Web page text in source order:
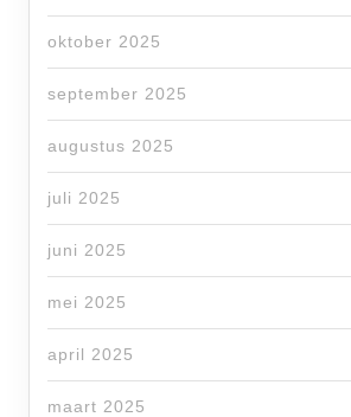
oktober 2025
september 2025
augustus 2025
juli 2025
juni 2025
mei 2025
april 2025
maart 2025